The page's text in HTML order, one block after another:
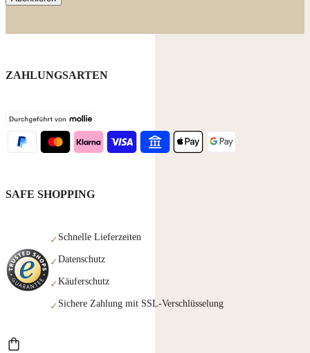
ZAHLUNGSARTEN
SAFE SHOPPING
✓ Schnelle Lieferzeiten
✓Datenschutz
✓Käuferschutz
✓ Sichere Zahlung mit SSL-Verschlüsselung